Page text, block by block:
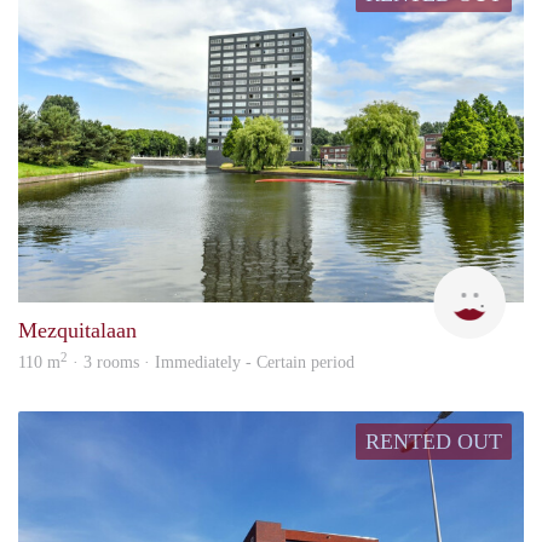
Mezquitalaan
110 m2 · 3 rooms · Immediately - Certain period
RENTED OUT